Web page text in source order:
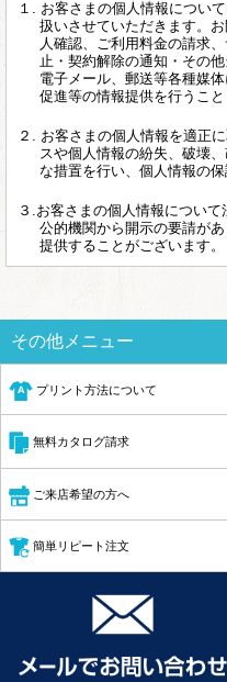
１. お客さまの個人情報につい
扱いさせていただきます。
人確認、ご利用料金の請求
止・契約解除の通知・その
電子メール、郵送等各種媒
促進等の情報提供を行うこと
２. お客さまの個人情報を適正
スや個人情報の紛失、破壊
な措置を行い、個人情報の保
３.お客さまの個人情報につい
公的機関から開示の要請が
提供することがございます。
その他メニュー
プリント方法について
無料カタログ請求
ご来店希望の方へ
簡単リピート注文